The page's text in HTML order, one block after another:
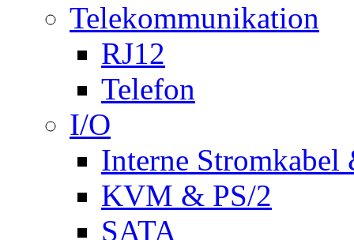
Telekommunikation
RJ12
Telefon
I/O
Interne Stromkabel
KVM & PS/2
SATA